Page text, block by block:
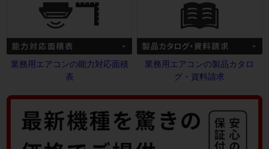
業務用エアコンの能力対応面積
表
業務用エアコンの製品カタロ
グ・資料請求